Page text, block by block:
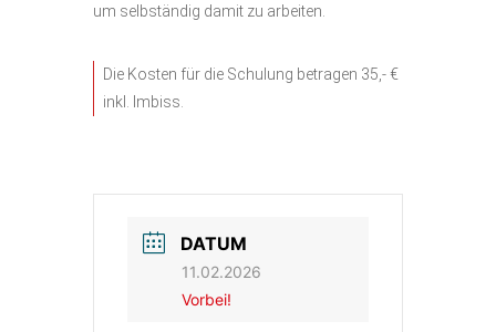
um selbständig damit zu arbeiten.
Die Kosten für die Schulung betragen 35,- €
inkl. Imbiss.
DATUM
11.02.2026
Vorbei!